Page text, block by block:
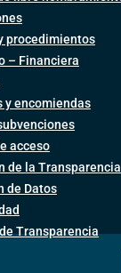
procedimientos
– Financiera
y encomiendas
acceso
de la Transparencia
de Datos
Transparencia